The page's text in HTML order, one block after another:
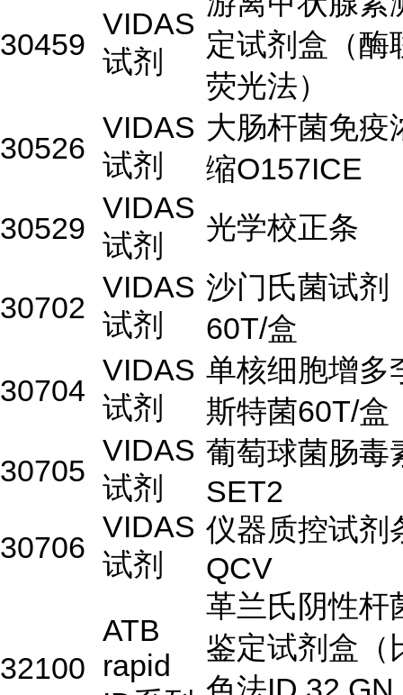
30459
VIDAS
试剂
定试剂盒（酶
荧光法）
30526
VIDAS
试剂
大肠杆菌免疫
缩O157ICE
30529
VIDAS
试剂
光学校正条
30702
VIDAS
试剂
沙门氏菌试剂
60T/盒
30704
VIDAS
试剂
单核细胞增多
斯特菌60T/盒
30705
VIDAS
试剂
葡萄球菌肠毒
SET2
30706
VIDAS
试剂
仪器质控试剂
QCV
32100
ATB
rapid
革兰氏阴性杆
鉴定试剂盒（